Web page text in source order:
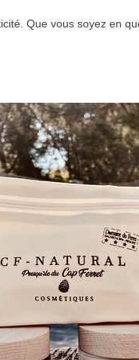
RECEVEZ
LES
Que vous soyez en